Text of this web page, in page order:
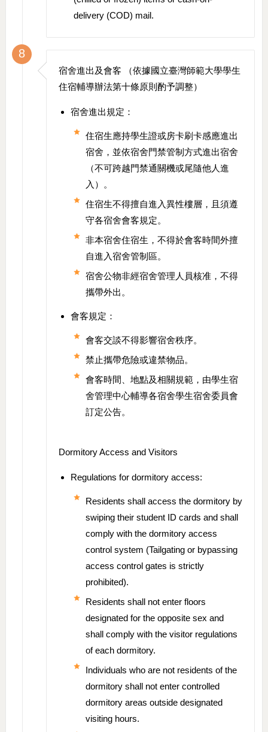
delivery (COD) mail.
8
宿舍進出及會客 （依據國立臺灣師範大學學生
住宿輔導辦法第十條原則酌予調整）
宿舍進出規定：
住宿生應持學生證或房卡刷卡感應進出
宿舍，並依宿舍門禁管制方式進出宿舍
（不可跨越門禁通關機或尾隨他人進
入）。
住宿生不得擅自進入異性樓層，且須遵
守各宿舍會客規定。
非本宿舍住宿生，不得於會客時間外擅
自進入宿舍管制區。
宿舍公物非經宿舍管理人員核准，不得
攜帶外出。
會客規定：
會客交談不得影響宿舍秩序。
禁止攜帶危險或違禁物品。
會客時間、地點及相關規範，由學生宿
舍管理中心輔導各宿舍學生宿舍委員會
訂定公告。
Dormitory Access and Visitors
Regulations for dormitory access:
Residents shall access the dormitory by
swiping their student ID cards and shall
comply with the dormitory access
control system (Tailgating or bypassing
access control gates is strictly
prohibited).
Residents shall not enter floors
designated for the opposite sex and
shall comply with the visitor regulations
of each dormitory.
Individuals who are not residents of the
dormitory shall not enter controlled
dormitory areas outside designated
visiting hours.